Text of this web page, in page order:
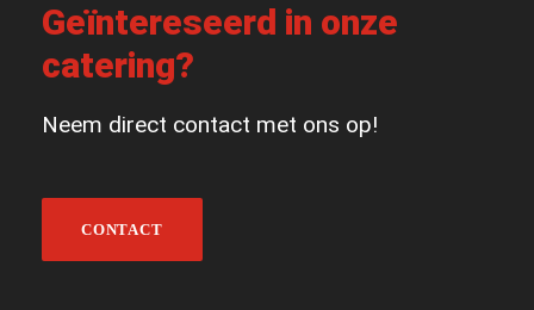
Geïntereseerd in onze
catering?
Neem direct contact met ons op!
CONTACT